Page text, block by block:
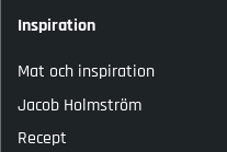
Inspiration
Mat och inspiration
Jacob Holmström
Recept